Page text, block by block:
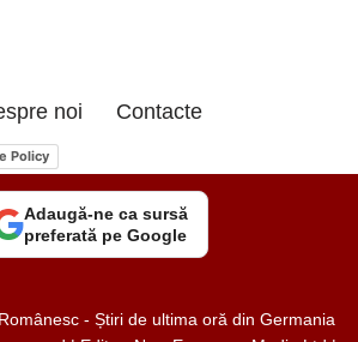
noi Contacte
Policy
Adaugă-ne ca sursă
preferată pe Google
- Știri de ultima oră din Germania